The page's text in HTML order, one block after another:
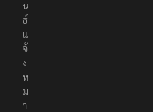
น
ธ์
แ
จ้
ง
ห
ม
า